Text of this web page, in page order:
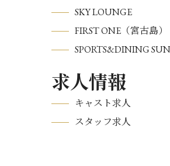
SKY LOUNGE
FIRST ONE（宮古島）
SPORTS&DINING
求人情報
キャスト求人
スタッフ求人